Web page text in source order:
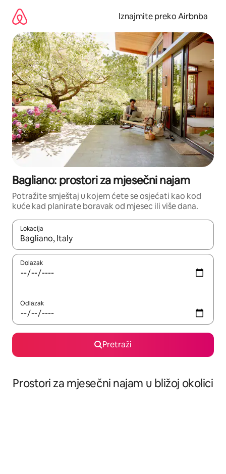
sadržaj
Iznajmite preko Airbnba
Bagliano: prostori za mjesečni najam
Potražite smještaj u kojem ćete se osjećati kao kod
kuće kad planirate boravak od mjesec ili više dana.
Lokacija
Kada budu dostupni rezultati, moći ćete ih pregledati
Dolazak
Odlazak
Pretraži
Prostori za mjesečni najam u bližoj okolici